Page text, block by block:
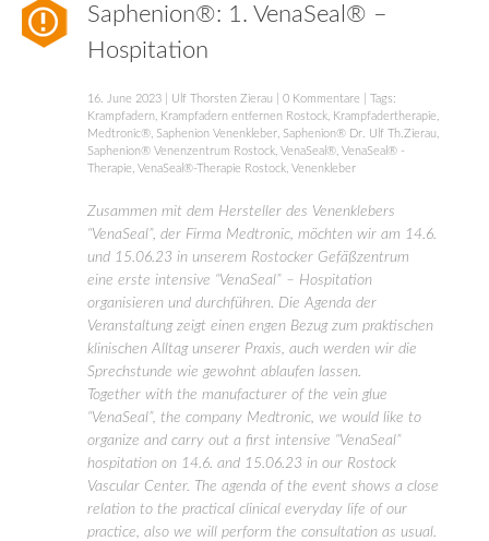
Saphenion®: 1. VenaSeal® –
Hospitation
16. June 2023 Ulf Thorsten Zierau 0 Kommentare | Tags:
Krampfadern
Krampfadern entfernen Rostock Krampfadertherapie
Medtronic® Saphenion Venenkleber Saphenion® Dr. Ulf Th.Zierau
Saphenion® Venenzentrum Rostock VenaSeal® VenaSeal® -
Therapie VenaSeal®-Therapie Rostock Venenkleber
Zusammen mit dem Hersteller des Venenklebers
“VenaSeal”, der Firma Medtronic, möchten wir am 14.6.
und 15.06.23 in unserem Rostocker Gefäßzentrum
eine erste intensive “VenaSeal” – Hospitation
organisieren und durchführen. Die Agenda der
Veranstaltung zeigt einen engen Bezug zum praktischen
klinischen Alltag unserer Praxis, auch werden wir die
Sprechstunde wie gewohnt ablaufen lassen.
Together with the manufacturer of the vein glue
“VenaSeal”, the company Medtronic, we would like to
organize and carry out a first intensive “VenaSeal”
hospitation on 14.6. and 15.06.23 in our Rostock
Vascular Center. The agenda of the event shows a close
relation to the practical clinical everyday life of our
practice, also we will perform the consultation as usual.